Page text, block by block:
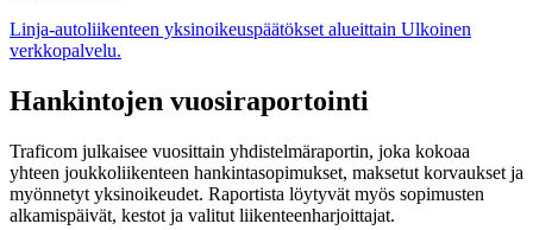
Linja-autoliikenteen yksinoikeuspäätökset alueittain Ulkoinen
verkkopalvelu.
Hankintojen vuosiraportointi
Traficom julkaisee vuosittain yhdistelmäraportin, joka kokoaa
yhteen joukkoliikenteen hankintasopimukset, maksetut korvaukset ja
myönnetyt yksinoikeudet. Raportista löytyvät myös sopimusten
alkamispäivät, kestot ja valitut liikenteenharjoittajat.